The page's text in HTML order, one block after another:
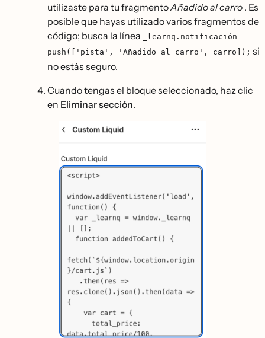
utilizaste para tu fragmentoAñadido al carro . Es
posible que hayas utilizado varios fragmentos de
código; busca la línea
_learnq.notificación
push(['pista', 'Añadido al carro', carro]); si
no estás seguro.
Cuando tengas el bloque seleccionado, haz clic
en Eliminar sección.